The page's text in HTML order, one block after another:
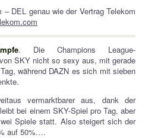
DEL genau wie der Vertrag Telekom
. Die Champions League-
SKY nicht so sexy aus, mit gerade
während DAZN es sich mit sieben
vermarktbarer aus, dank der
bei einem SKY-Spiel pro Tag, aber
Spiele statt. Also steigert sich der
auf 50%.…